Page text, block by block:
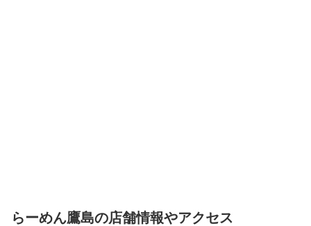
らーめん鷹島の店舗情報やアクセス